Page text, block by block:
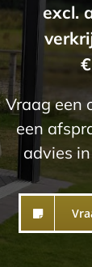
excl.
Vraag een
een
advies